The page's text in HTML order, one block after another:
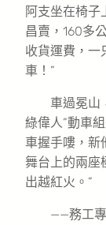
阿支坐在椅子
昌賣，160多
收貨運費，一
車！”
車過冕山，
綠偉人”動車
車握手嘍，新
舞台上的兩座
出越紅火。”
——務工專列